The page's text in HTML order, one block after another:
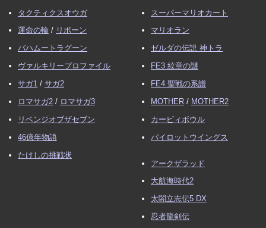
タクティクスオウガ
運命の輪 / リボーン
バハムートラグーン
ヴァルキリープロファイル
サガ1 / サガ2
ロマサガ2 / ロマサガ3
リベンジオブザセブン
46億年物語
たけしの挑戦状
スーパーマリオカート
マリオラン
ゼルダの伝説 神トラ
FE3 紋章の謎
FE4 聖戦の系譜
MOTHER / MOTHER2
カービィボウル
パイロットウイングス
アークザラッド
大航海時代2
太閤立志伝5 DX
忍者龍剣伝